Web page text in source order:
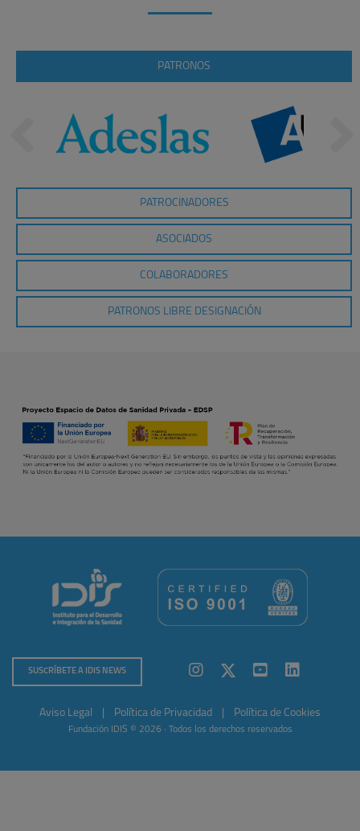
PATRONOS
PATROCINADORES
ASOCIADOS
COLABORADORES
PATRONOS LIBRE DESIGNACIÓN
SUSCRÍBETE A IDIS NEWS
Aviso Legal Política de Privacidad Política de Cookies
Fundación IDIS © 2026 · Todos los derechos reservados